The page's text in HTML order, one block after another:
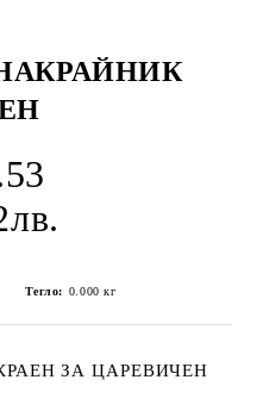
Тегло: 0.000 кг
ЗА ЦАРЕВИЧЕН